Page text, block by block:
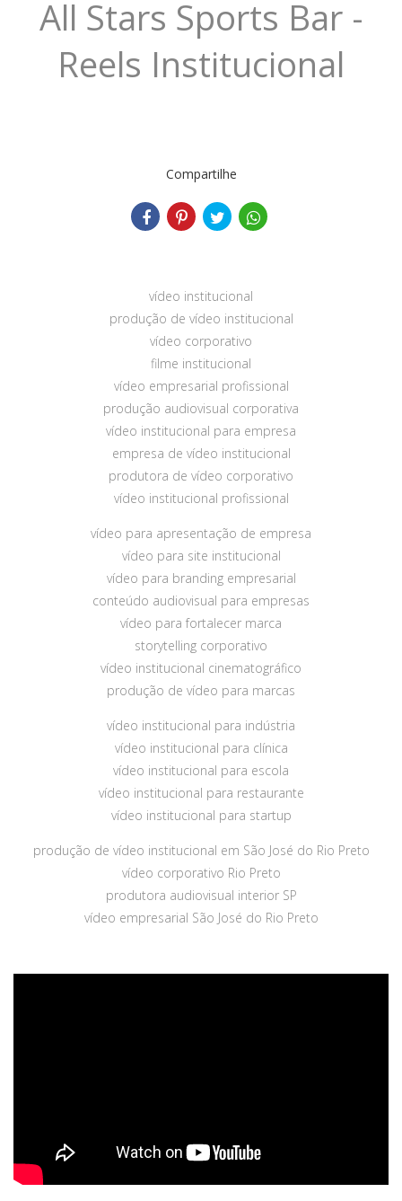
All Stars Sports Bar -
Reels Institucional
Compartilhe
vídeo institucional
produção de vídeo institucional
vídeo corporativo
filme institucional
vídeo empresarial profissional
produção audiovisual corporativa
vídeo institucional para empresa
empresa de vídeo institucional
produtora de vídeo corporativo
vídeo institucional profissional
vídeo para apresentação de empresa
vídeo para site institucional
vídeo para branding empresarial
conteúdo audiovisual para empresas
vídeo para fortalecer marca
storytelling corporativo
vídeo institucional cinematográfico
produção de vídeo para marcas
vídeo institucional para indústria
vídeo institucional para clínica
vídeo institucional para escola
vídeo institucional para restaurante
vídeo institucional para startup
produção de vídeo institucional em São José do Rio Preto
vídeo corporativo Rio Preto
produtora audiovisual interior SP
vídeo empresarial São José do Rio Preto